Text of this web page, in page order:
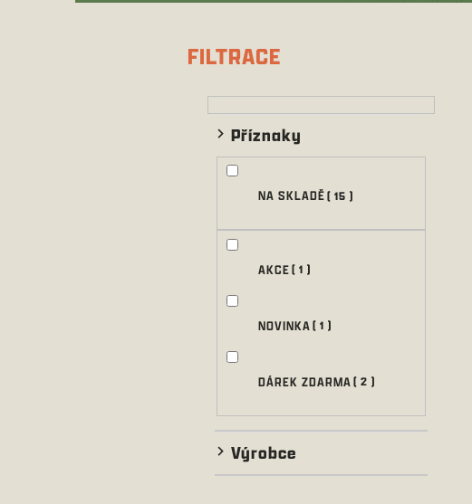
s
t
FILTRACE
Příznaky
NA SKLADĚ 15
AKCE 1
NOVINKA 1
DÁREK ZDARMA 2
Výrobce